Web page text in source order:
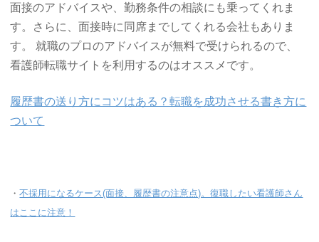
面接のアドバイスや、勤務条件の相談にも乗ってくれま
す。さらに、面接時に同席までしてくれる会社もありま
す。 就職のプロのアドバイスが無料で受けられるので、
看護師転職サイトを利用するのはオススメです。
履歴書の送り方にコツはある？転職を成功させる書き方に
ついて
・不採用になるケース(面接、履歴書の注意点)。復職したい看護師さん
はここに注意！